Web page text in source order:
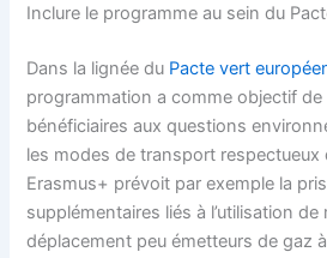
Inclure le programme au sein du
Dans la lignée du Pacte vert
programmation a comme objectif de
bénéficiaires aux questions
les modes de transport respectueux
Erasmus+ prévoit par exemple la
supplémentaires liés à l’utilisation
déplacement peu émetteurs de gaz